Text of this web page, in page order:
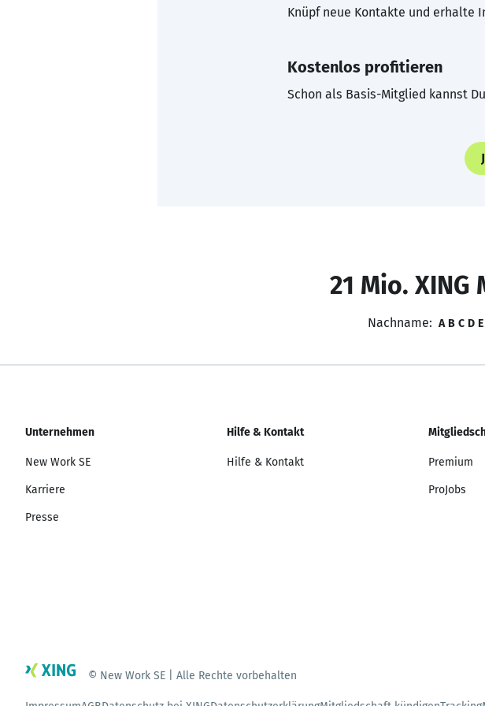
Knüpf neue Kontakte und erhalte
Kostenlos profitieren
Schon als Basis-Mitglied kannst
21 Mio.
Nachname: A B C D E
Unternehmen
New Work SE
Karriere
Presse
Hilfe & Kontakt
Hilfe & Kontakt Premium
ProJobs
© New Work SE | Alle Rechte vorbehalten